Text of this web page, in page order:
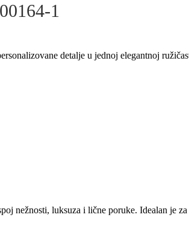
1
detalje u jednoj elegantnoj
nežnosti, luksuza i lične poruke. Idealan je